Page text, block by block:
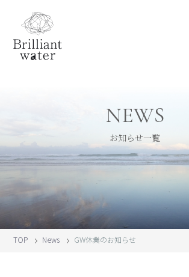
NEWS
お知らせ一覧
TOP News GW休業のお知らせ